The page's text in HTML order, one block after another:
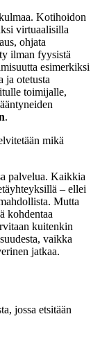
Kotihoidon
virtuaalisilla
ohjata
ilman fyysistä
esimerkiksi
ja otetusta
toimijalle,
.
mikä
palvelua. Kaikkia
– ellei
Mutta
kohdentaa
kuitenkin
vaikka
jatkaa.
jossa etsitään